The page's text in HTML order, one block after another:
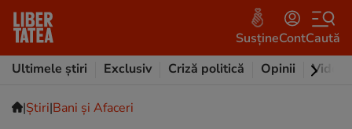
SusțineContCaută
Ultimele știri
Exclusiv Criză politică Opinii Video
|Ştiri|Bani și Afaceri